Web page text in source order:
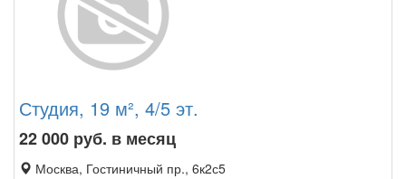
Студия, 19 м², 4/5 эт.
22 000 руб. в месяц
Москва, Гостиничный пр., 6к2с5